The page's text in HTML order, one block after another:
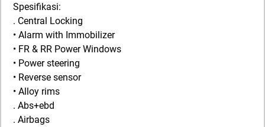
Spesifikasi:
. Central Locking
• Alarm with Immobilizer
• FR & RR Power Windows
• Power steering
• Reverse sensor
• Alloy rims
. Abs+ebd
. Airbags